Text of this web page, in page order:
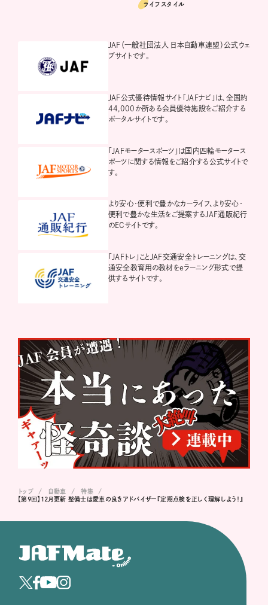
ライフスタイル
JAF（一般社団法人 日本自動車連盟）公式ウェ
ブサイトです。
JAF公式優待情報サイト「JAFナビ」は、全国約
44,000か所ある会員優待施設をご紹介する
ポータルサイトです。
「JAFモータースポーツ」は国内四輪モータース
ポーツに関する情報をご紹介する公式サイトで
す。
より安心・便利で豊かなカーライフ、より安心・
便利で豊かな生活をご提案するJAF通販紀行
のECサイトです。
「JAFトレ」ことJAF交通安全トレーニングは、交
通安全教育用の教材をeラーニング形式で提
供するサイトです。
トップ 自動車
特集
【第9回】12月更新 整備士は愛車の良きアドバイザー『定期点検を正しく理解しよう！』